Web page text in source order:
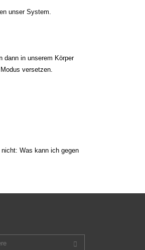
unser System.
dann in unserem Körper
versetzen.
Was kann ich gegen